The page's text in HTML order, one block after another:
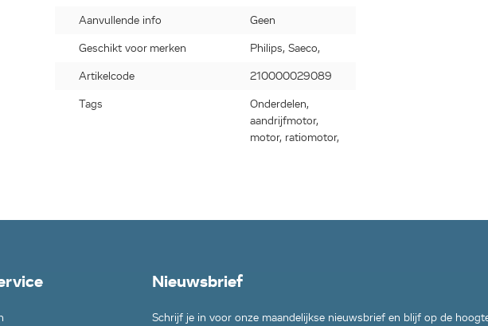
Aanvullende info Geen
Geschikt voor merken Philips, Saeco,
Artikelcode 210000029089
Tags
Onderdelen,
aandrijfmotor,
motor, ratiomotor,
Nieuwsbrief
Schrijf je in voor onze maandelijkse nieuwsbrief en blijf op de